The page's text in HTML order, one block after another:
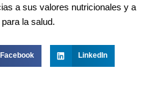
a sus valores nutricionales y a
la salud.
Facebook LinkedIn